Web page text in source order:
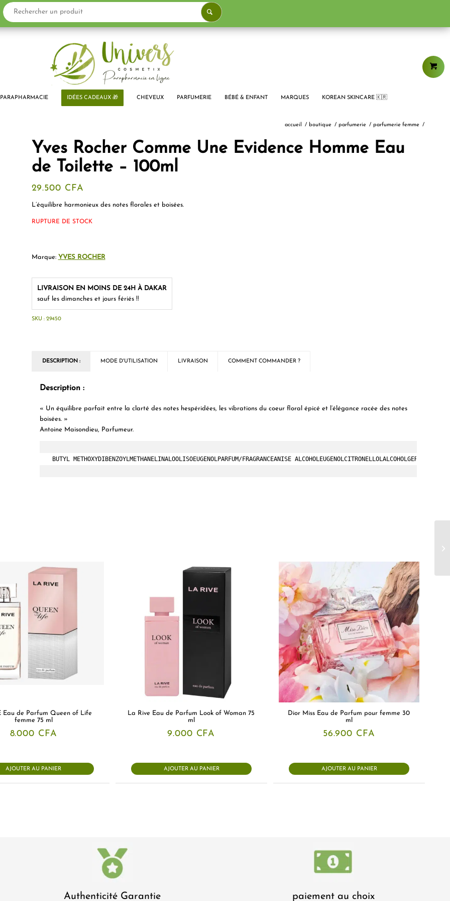
PARAPHARMACIE IDÉES CADEAUX 🎁 CHEVEUX PARFUMERIE BÉBÉ & ENFANT MARQUES KOREAN SKINCARE 🇰🇷
accueil / boutique / parfumerie / parfumerie femme /
Yves Rocher Comme Une Evidence Homme Eau
de Toilette – 100ml
29.500 CFA
L’équilibre harmonieux des notes florales et boisées.
RUPTURE DE STOCK
Marque: YVES ROCHER
LIVRAISON EN MOINS DE 24H À DAKAR
sauf les dimanches et jours fériés !!
SKU : 29450
DESCRIPTION : MODE D'UTILISATION LIVRAISON COMMENT COMMANDER ?
Description :
« Un équilibre parfait entre la clarté des notes hespéridées, les vibrations du coeur floral épicé et l’élégance racée des notes
boisées. »
Antoine Maisondieu, Parfumeur.
BUTYL METHOXYDIBENZOYLMETHANELINALOOLISOEUGENOLPARFUM/FRAGRANCEANISE ALCOHOLEUGENOLCITRONELLOLALCOHOLGERANIOLCI
Eau de Parfum Queen of Life
femme 75 ml
8.000 CFA
AJOUTER AU PANIER
La Rive Eau de Parfum Look of Woman 75
ml
9.000 CFA
AJOUTER AU PANIER
Dior Miss Eau de Parfum pour femme 30
ml
56.900 CFA
AJOUTER AU PANIER
Authenticité Garantie paiement au choix